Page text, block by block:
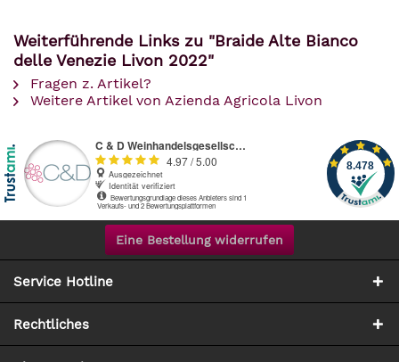
Weiterführende Links zu "Braide Alte Bianco
delle Venezie Livon 2022"
Fragen z. Artikel?
Weitere Artikel von Azienda Agricola Livon
Eine Bestellung widerrufen
Service Hotline
Rechtliches